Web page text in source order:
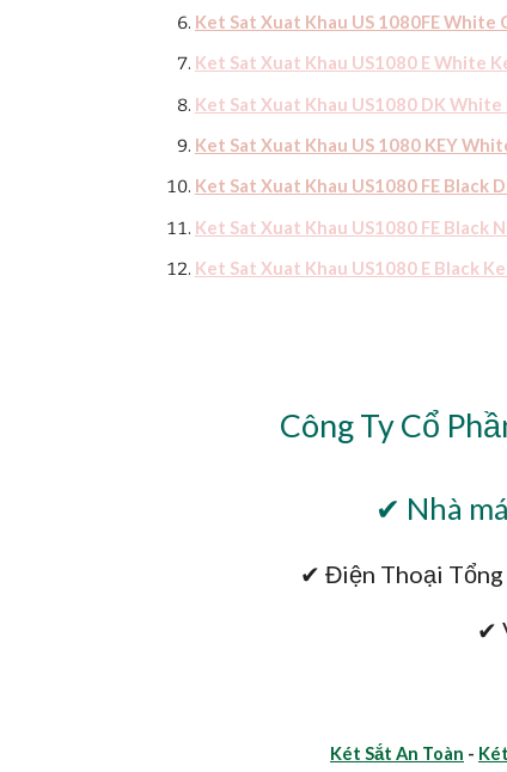
Ket Sat Xuat Khau US 1080FE White
Ket Sat Xuat Khau US1080 E White
Ket Sat Xuat Khau US1080 DK
Ket Sat Xuat Khau US 1080 KEY
Ket Sat Xuat Khau US1080 FE Black
Ket Sat Xuat Khau US1080 FE Black
Ket Sat Xuat Khau US1080 E Black
Công Ty Cổ
✔ Nhà
✔ Điện Thoại
✔
Két Sắt An Toàn -